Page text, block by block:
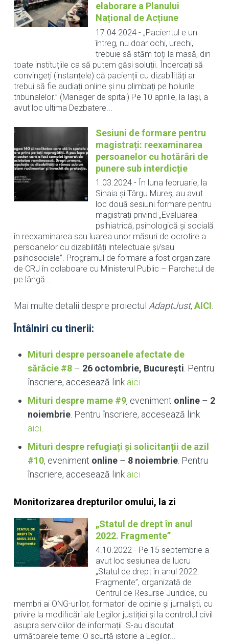
elaborare a Planului
Național de Acțiune
17.04.2024 - „Pacientul e un
întreg, nu doar ochi, urechi,
trebuie să stăm toți la masă, din
toate instituțiile ca să putem găsi soluții. Încercați să
convingeți (instanțele) că pacienții cu dizabilități ar
trebui să fie audiați online și nu plimbați pe holurile
tribunalelor.” (Manager de spital) Pe 10 aprilie, la Iași, a
avut loc ultima Dezbatere...
Sesiuni de formare pentru
magistrați: reexaminarea
persoanelor cu hotărâri de
punere sub interdicție
1.03.2024 - În luna februarie, la
Sinaia și Târgu Mureș, au avut
loc două sesiuni formare pentru
magistrați privind „Evaluarea
psihiatrică, psihologică și socială
în reexaminarea sau luarea unor măsuri de ocrotire a
persoanelor cu dizabilități intelectuale și/sau
psihosociale”. Programul de formare a fost organizare
de CRJ în colaboare cu Ministerul Public – Parchetul de
pe lângă...
Mai multe detalii despre proiectul AdaptJust, AICI
Întâlniri cu tinerii:
Mituri despre persoanele afectate de
sărăcie #8 – 26 octombrie, București . Pentru
înscriere, accesează link aici
Mituri despre mame #9, eveniment online – 2
noiembrie . Pentru înscriere, accesează link
aici
Mituri despre refugiați și solicitanții de azil
#10, eveniment online – 8 noiembrie . Pentru
înscriere, accesează link aici
Monitorizarea drepturilor omului, la zi
„Statul de drept în anul
2022. Fragmente”
4.10.2022 - Pe 15 septembrie a
avut loc sesiunea de lucru
„Statul de drept în anul 2022.
Fragmente”, organizată de
Centrul de Resurse Juridice, cu
membri ai ONG-urilor, formatori de opinie și jurnaliști, cu
privire la modificări ale Legilor justiției și la controlul civil
asupra serviciilor de informații. S-au discutat
următoarele teme: O scurtă istorie a Legilor...